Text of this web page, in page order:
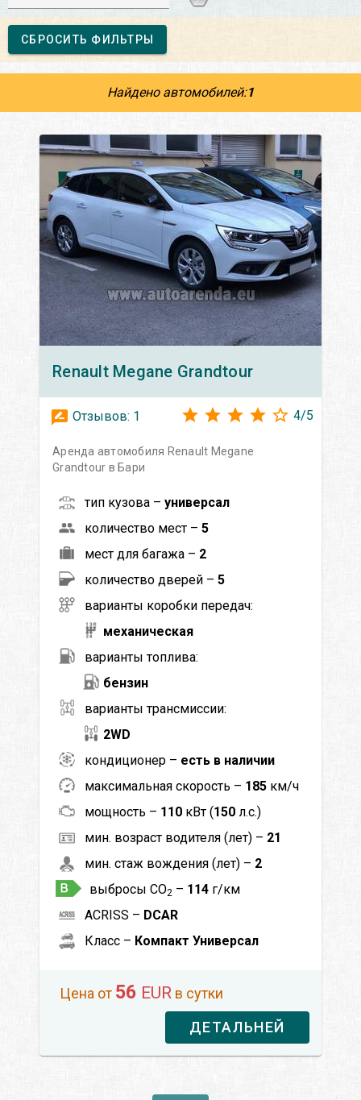
СБРОСИТЬ ФИЛЬТРЫ
Найдено автомобилей:1
Renault Megane Grandtour
Отзывов: 1 4/5
Аренда автомобиля Renault Megane
Grandtour в Бари
тип кузова – универсал
количество мест – 5
мест для багажа – 2
количество дверей – 5
варианты коробки передач:
механическая
варианты топлива:
бензин
варианты трансмиссии:
2WD
кондиционер – есть в наличии
максимальная скорость – 185 км/ч
мощность – 110 кВт (150 л.с.)
мин. возраст водителя (лет) – 21
мин. стаж вождения (лет) – 2
выбросы CO2 – 114 г/км
ACRISS – DCAR
Класс – Компакт Универсал
Цена от 56 EUR в сутки
ДЕТАЛЬНЕЙ